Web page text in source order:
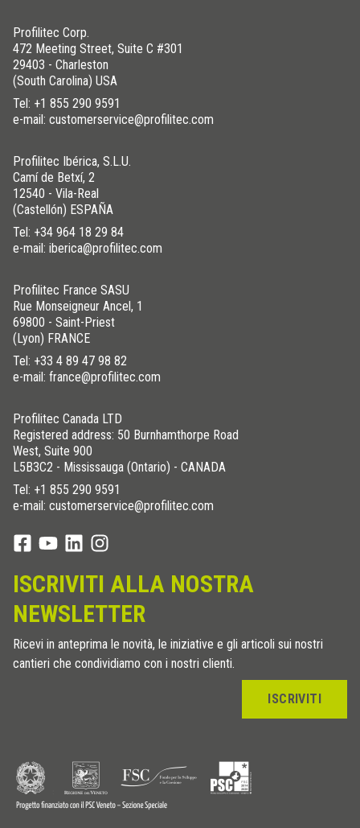
Profilitec Corp.
472 Meeting Street, Suite C #301
29403 - Charleston
(South Carolina) USA
Tel: +1 855 290 9591
e-mail: customerservice@profilitec.com
Profilitec Ibérica, S.L.U.
Camí de Betxí, 2
12540 - Vila-Real
(Castellón) ESPAÑA
Tel: +34 964 18 29 84
e-mail: iberica@profilitec.com
Profilitec France SASU
Rue Monseigneur Ancel, 1
69800 - Saint-Priest
(Lyon) FRANCE
Tel: +33 4 89 47 98 82
e-mail: france@profilitec.com
Profilitec Canada LTD
Registered address: 50 Burnhamthorpe Road
West, Suite 900
L5B3C2 - Mississauga (Ontario) - CANADA
Tel: +1 855 290 9591
e-mail: customerservice@profilitec.com
ISCRIVITI ALLA NOSTRA
NEWSLETTER
Ricevi in anteprima le novità, le iniziative e gli articoli sui nostri
cantieri che condividiamo con i nostri clienti.
ISCRIVITI